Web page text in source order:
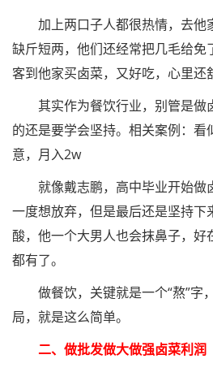
加上两口子人都很热情，去他
缺斤短两，他们还经常把几毛给免
客到他家买卤菜，又好吃，心里还
其实作为餐饮行业，别管是做
的还是要学会坚持。相关案例：看
意，月入2w
就像戴志鹏，高中毕业开始做
一度想放弃，但是最后还是坚持下
酸，他一个大男人也会抹鼻子，好
都有了。
做餐饮，关键就是一个“熬”字
局，就是这么简单。
二、做批发做大做强卤菜利润